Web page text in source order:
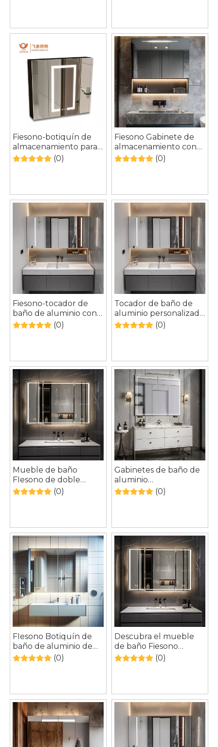
Fiesono
Fiesono-botiquín de
almacenamiento para
baño, espejo Led
en la pared
(0)
Fiesono Gabinete de
almacenamiento con
espejo de aluminio
espacio
(0)
Fiesono-tocador de
baño de aluminio con
espejo moderno,
baño
(0)
Tocador de baño de
aluminio personalizado
que ahorra espacio con
(0)
Mueble de baño
FIesono de doble
puerta de aluminio
(0)
Gabinetes de baño de
aluminio
personalizados FIesono
(0)
FIesono Botiquín de
baño de aluminio de
doble puerta con
espacio
(0)
Descubra el mueble
de baño Fiesono
Ultimate: iluminado,
(0)